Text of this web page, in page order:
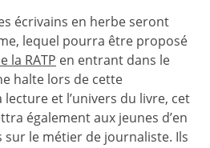
écrivains en herbe seront
lequel pourra être proposé
la RATP en entrant dans le
halte lors de cette
et l’univers du livre, cet
également aux jeunes d’en
le métier de journaliste. Ils